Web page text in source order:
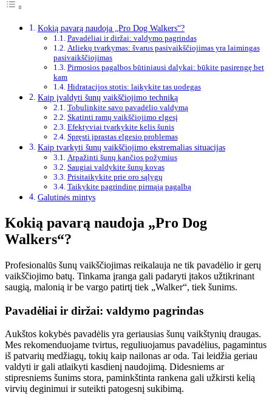
Kokią pavarą naudoja „Pro Dog Walkers“?
Pavadėliai ir diržai: valdymo pagrindas
Atliekų tvarkymas: švarus pasivaikščiojimas yra laimingas
pasivaikščiojimas
Pirmosios pagalbos būtiniausi dalykai: būkite pasirengę bet
kam
Hidratacijos stotis: laikykite tas uodegas
Kaip įvaldyti šunų vaikščiojimo techniką
Tobulinkite savo pavadėlio valdymą
Skatinti ramų vaikščiojimo elgesį
Efektyviai tvarkykite kelis šunis
Spręsti įprastas elgesio problemas
Kaip tvarkyti šunų vaikščiojimo ekstremalias situacijas
Atpažinti šunų kančios požymius
Saugiai valdykite šunų kovas
Prisitaikykite prie oro sąlygų
Taikykite pagrindinę pirmąją pagalbą
Galutinės mintys
Kokią pavarą naudoja „Pro Dog
Walkers“?
Profesionalūs šunų vaikščiojimas reikalauja ne tik pavadėlio ir gerų
vaikščiojimo batų. Tinkama įranga gali padaryti įtakos užtikrinant
saugią, malonią ir be vargo patirtį tiek „Walker“, tiek šunims.
Pavadėliai ir diržai: valdymo pagrindas
Aukštos kokybės pavadėlis yra geriausias šunų vaikštynių draugas.
Mes rekomenduojame tvirtus, reguliuojamus pavadėlius, pagamintus
iš patvarių medžiagų, tokių kaip nailonas ar oda. Tai leidžia geriau
valdyti ir gali atlaikyti kasdienį naudojimą. Didesniems ar
stipresniems šunims stora, paminkštinta rankena gali užkirsti kelią
virvių deginimui ir suteikti patogesnį sukibimą.